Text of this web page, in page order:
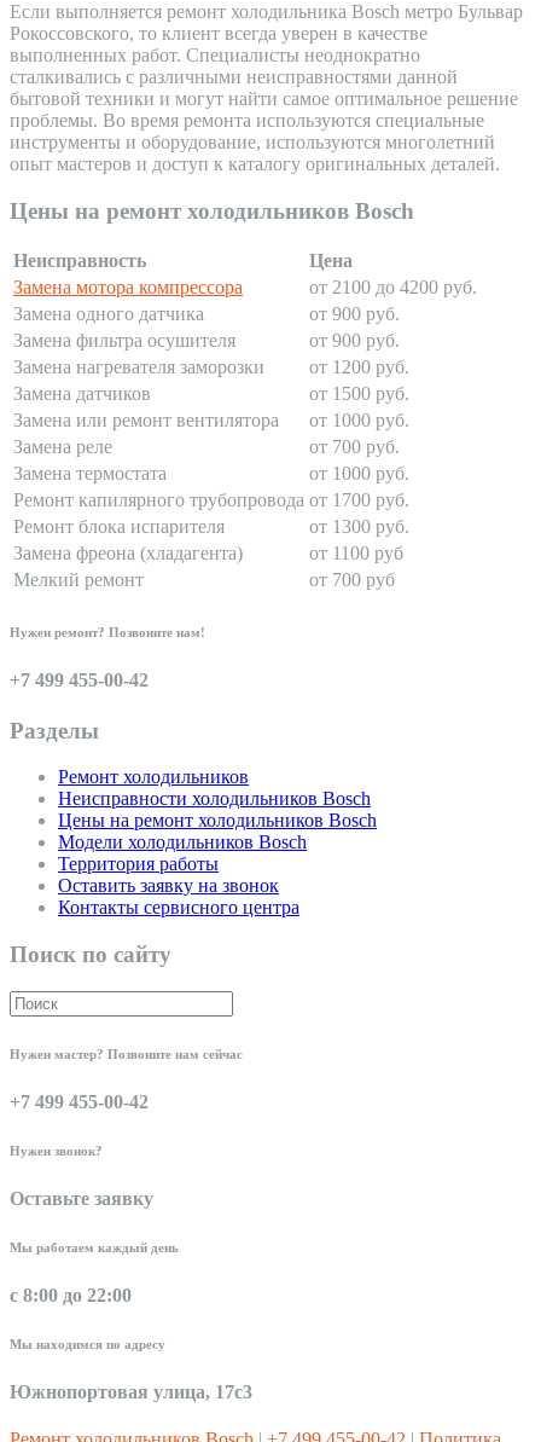
Если выполняется ремонт холодильника Bosch метро Бульвар
Рокоссовского, то клиент всегда уверен в качестве
выполненных работ. Специалисты неоднократно
сталкивались с различными неисправностями данной
бытовой техники и могут найти самое оптимальное решение
проблемы. Во время ремонта используются специальные
инструменты и оборудование, используются многолетний
опыт мастеров и доступ к каталогу оригинальных деталей.
Цены на ремонт холодильников Bosch
Неисправность
Цена
Замена мотора компрессора
от 2100 до 4200 руб.
Замена одного датчика
от 900 руб.
Замена фильтра осушителя
от 900 руб.
Замена нагревателя заморозки
от 1200 руб.
Замена датчиков
от 1500 руб.
Замена или ремонт вентилятора
от 1000 руб.
Замена реле
от 700 руб.
Замена термостата
от 1000 руб.
Ремонт капилярного трубопровода от 1700 руб.
Ремонт блока испарителя
от 1300 руб.
Замена фреона (хладагента)
от 1100 руб
Мелкий ремонт
от 700 руб
Нужен ремонт? Позвоните нам!
+7 499 455-00-42
Разделы
Ремонт холодильников
Неисправности холодильников Bosch
Цены на ремонт холодильников Bosch
Модели холодильников Bosch
Территория работы
Оставить заявку на звонок
Контакты сервисного центра
Поиск по сайту
Нужен мастер? Позвоните нам сейчас
+7 499 455-00-42
Нужен звонок?
Оставьте заявку
Мы работаем каждый день
с 8:00 до 22:00
Мы находимся по адресу
Южнопортовая улица, 17с3